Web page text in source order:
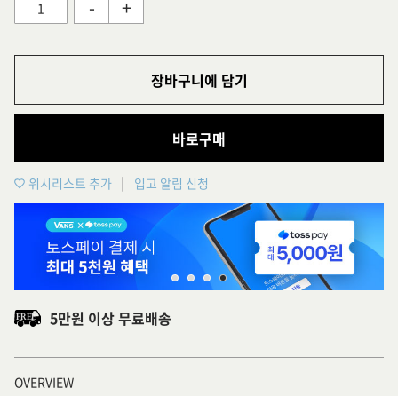
- +
장바구니에 담기
바로구매
위시리스트 추가 입고 알림 신청
5만원 이상 무료배송
OVERVIEW